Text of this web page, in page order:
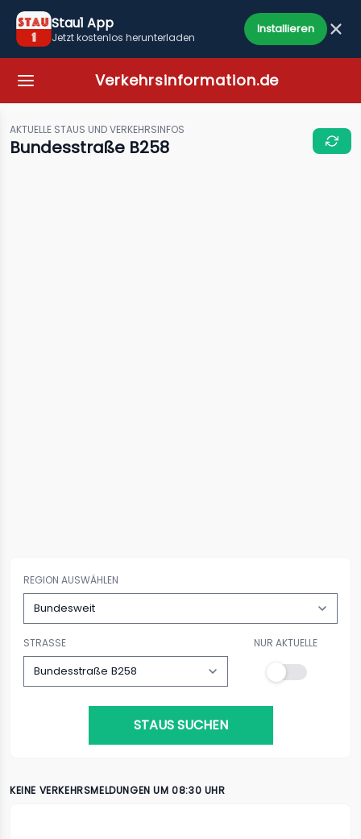
Stau1 App
Jetzt kostenlos herunterladen
Installieren
Verkehrsinformation.de
AKTUELLE STAUS UND VERKEHRSINFOS
Bundesstraße B258
REGION AUSWÄHLEN
STRASSE NUR AKTUELLE
STAUS SUCHEN
KEINE VERKEHRSMELDUNGEN UM 08:30 UHR